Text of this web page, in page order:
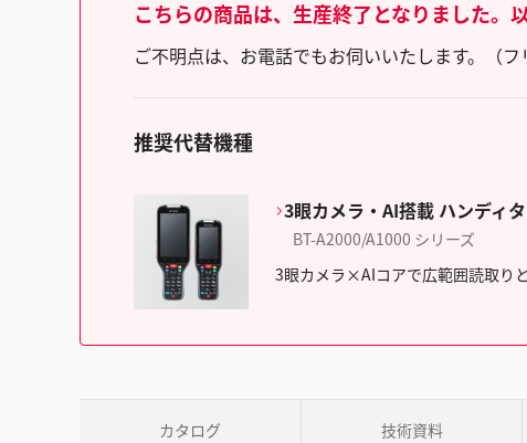
こちらの商品は、生産終了となりました。
ご不明点は、お電話でもお伺いいたします。（
推奨代替機種
3眼カメラ・AI搭載 ハンディ
BT-A2000/A1000 シリーズ
3眼カメラ×AIコアで広範囲読取り
カタログ 技術資料